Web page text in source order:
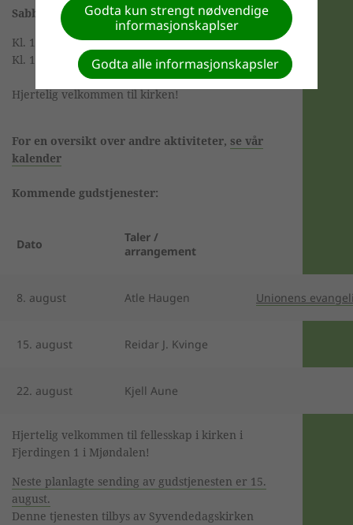
Sabbaten 8. august
Kl. 10.00 Bibelgruppe
Kl. 11.15 Gudstjeneste. Taler: Atle Haugen
Hjertelig velkommen til kirken!
For en oversikt over andre aktiviteter, se vår
kalender
Kommende gudstjenester:
Dato
Taler /
arrangement
8. august Atle Haugen Unionens
15. august Reidar J. Kvinge
22. august Kjell Aune
Hjertelig velkommen til fellesskap i kirken i
Fjerdingen 1 i Mjøndalen!
Neste planlagte sending av gudstjenesten er 15.
august.
Denne tjenesten tilbys av Syvendedagskirken
Godta kun strengt nødvendige
informasjonskaplser
Godta alle informasjonskapsler